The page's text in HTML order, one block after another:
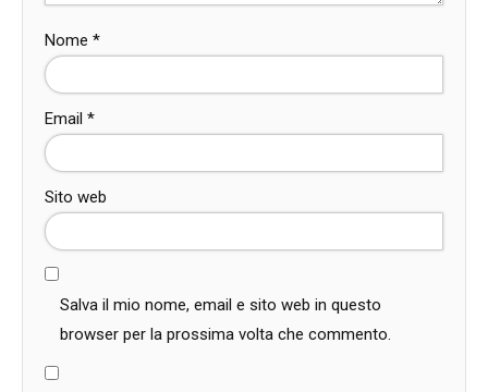
Nome *
Email *
Sito web
Salva il mio nome, email e sito web in questo
browser per la prossima volta che commento.